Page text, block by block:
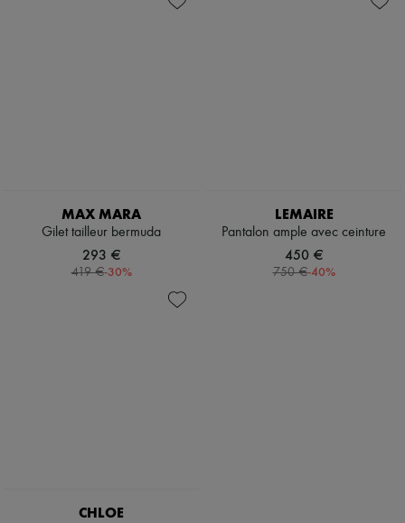
MAX MARA
Gilet tailleur bermuda
293 €
419 €-30%
LEMAIRE
Pantalon ample avec ceinture
450 €
750 €-40%
CHLOE